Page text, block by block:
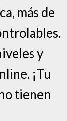
más de
y
¡Tu
tienen